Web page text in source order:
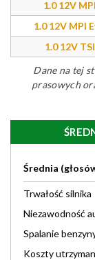
1.0 12V MPI
1.0 12V MPI
1.0 12V TSI
Dane na tej
prasowych
Średnia
Trwałość silnika
Niezawodność
Spalanie
Koszty